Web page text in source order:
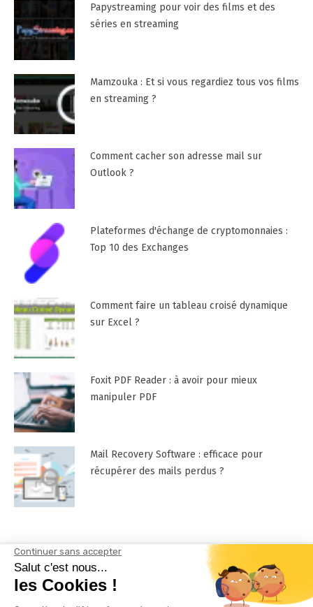
Papystreaming pour voir des films et des
séries en streaming
Mamzouka : Et si vous regardiez tous vos films
en streaming ?
Comment cacher son adresse mail sur
Outlook ?
Plateformes d'échange de cryptomonnaies :
Top 10 des Exchanges
Comment faire un tableau croisé dynamique
sur Excel ?
Foxit PDF Reader : à avoir pour mieux
manipuler PDF
Mail Recovery Software : efficace pour
récupérer des mails perdus ?
Mentions Légales